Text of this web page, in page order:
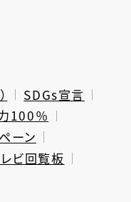
SDGs宣言
100％
ーン
ビ回覧板